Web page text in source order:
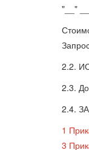
"__"
2.2.
2.3.
2.4.
1
3